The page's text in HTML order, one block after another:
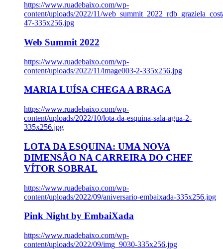
https://www.ruadebaixo.com/wp-
content/uploads/2022/11/
47-335x256.jpg
Web Summit 2022
https://www.ruadebaixo.com/wp-
content/uploads/2022/11/image003-2-335x256.jpg
MARIA LUÍSA CHEGA A BRAGA
https://www.ruadebaixo.com/wp-
content/uploads/2022/10/lota-da-esquina-sala-agua-2-
335x256.jpg
LOTA DA ESQUINA: UMA NOVA
DIMENSÃO NA CARREIRA DO CHEF
VÍTOR SOBRAL
https://www.ruadebaixo.com/wp-
content/uploads/2022/09/aniversario-embaixada-335x256.jpg
Pink Night by EmbaiXada
https://www.ruadebaixo.com/wp-
content/uploads/2022/09/img_9030-335x256.jpg